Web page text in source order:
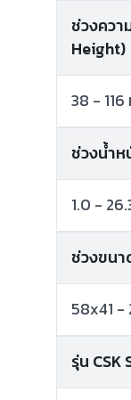
ช่วงคว
Height)
38 - 116
ช่วงน้ำห
1.0 -
ช่วงขน
58x41 -
รุ่น CSK